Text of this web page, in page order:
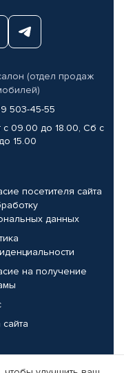
(отдел продаж
503-45-55
с 09.00 до 18.00, Сб с
15.00
посетителя сайта
данных
на получение
сайта